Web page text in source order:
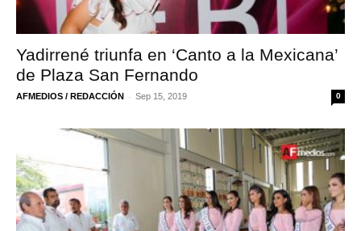
Yadirrené triunfa en ‘Canto a la Mexicana’
de Plaza San Fernando
AFMEDIOS / REDACCIÓN - Sep 15, 2019 0